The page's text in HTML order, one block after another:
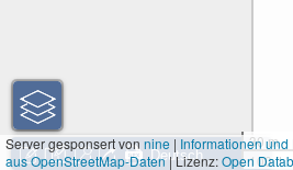
30 m
100 ft
Server gesponsert vonnine|Informationen und
aus OpenStreetMap-Daten| Lizenz:Open